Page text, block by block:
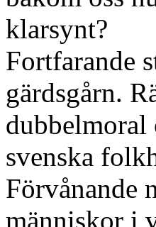
klarsynt?
Fortfarande
gärdsgårn.
dubbelmoral
svenska
Förvånande
människor i